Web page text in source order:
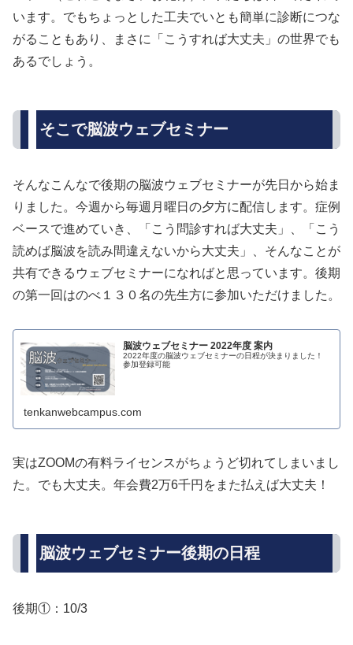
います。でもちょっとした工夫でいとも簡単に診断につな
がることもあり、まさに「こうすれば大丈夫」の世界でも
あるでしょう。
そこで脳波ウェブセミナー
そんなこんなで後期の脳波ウェブセミナーが先日から始ま
りました。今週から毎週月曜日の夕方に配信します。症例
ベースで進めていき、「こう問診すれば大丈夫」、「こう
読めば脳波を読み間違えないから大丈夫」、そんなことが
共有できるウェブセミナーになればと思っています。後期
の第一回はのべ１３０名の先生方に参加いただけました。
脳波ウェブセミナー 2022年度 案内
2022年度の脳波ウェブセミナーの日程が決まりました！
参加登録可能
tenkanwebcampus.com
実はZOOMの有料ライセンスがちょうど切れてしまいまし
た。でも大丈夫。年会費2万6千円をまた払えば大丈夫！
脳波ウェブセミナー後期の日程
後期①：10/3